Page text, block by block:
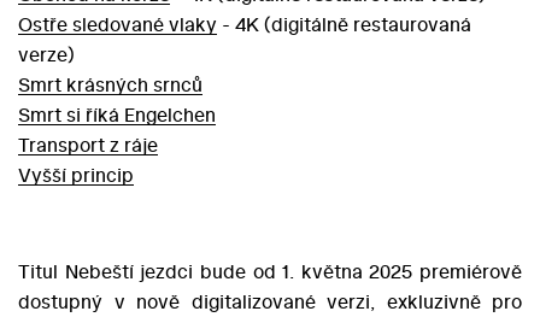
Ostře sledované vlaky - 4K (digitálně restaurovaná
verze)
Smrt krásných srnců
Smrt si říká Engelchen
Transport z ráje
Vyšší princip
Titul Nebeští jezdci bude od 1. května 2025 premiérově
dostupný v nově digitalizované verzi, exkluzivně pro